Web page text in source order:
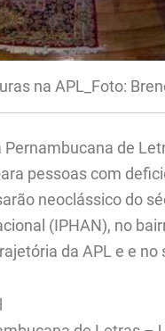
na APL_Foto:
de
pessoas com
neoclássico do
(IPHAN), no
da APL e e